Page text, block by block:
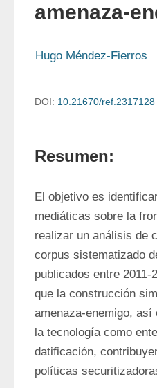
amenaza-
Hugo Méndez-Fierros
DOI: 10.21670/ref.2317128
Resumen:
El objetivo es
mediáticas sobre la
realizar un análisis de
corpus sistematizado
publicados entre
que la construcción
amenaza-enemigo,
la tecnología como
datificación,
políticas